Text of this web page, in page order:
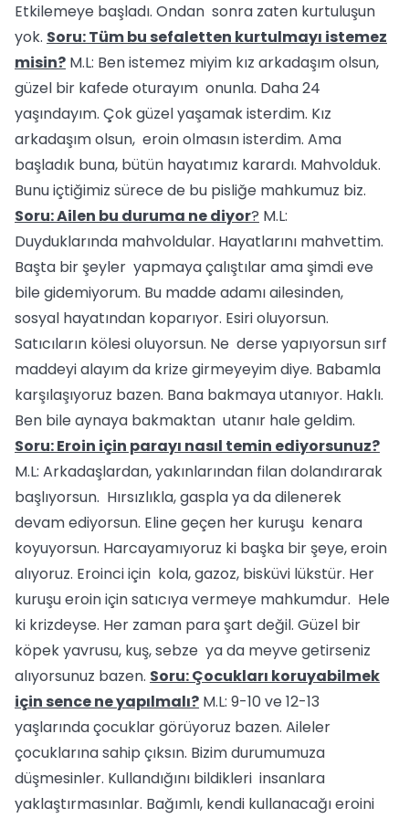
Etkilemeye başladı. Ondan sonra zaten kurtuluşun
yok. Soru: Tüm bu sefaletten kurtulmayı istemez
misin? M.L: Ben istemez miyim kız arkadaşım olsun,
güzel bir kafede oturayım onunla. Daha 24
yaşındayım. Çok güzel yaşamak isterdim. Kız
arkadaşım olsun, eroin olmasın isterdim. Ama
başladık buna, bütün hayatımız karardı. Mahvolduk.
Bunu içtiğimiz sürece de bu pisliğe mahkumuz biz.
Soru: Ailen bu duruma ne diyor? M.L:
Duyduklarında mahvoldular. Hayatlarını mahvettim.
Başta bir şeyler yapmaya çalıştılar ama şimdi eve
bile gidemiyorum. Bu madde adamı ailesinden,
sosyal hayatından koparıyor. Esiri oluyorsun.
Satıcıların kölesi oluyorsun. Ne derse yapıyorsun sırf
maddeyi alayım da krize girmeyeyim diye. Babamla
karşılaşıyoruz bazen. Bana bakmaya utanıyor. Haklı.
Ben bile aynaya bakmaktan utanır hale geldim.
Soru: Eroin için parayı nasıl temin ediyorsunuz?
M.L: Arkadaşlardan, yakınlarından filan dolandırarak
başlıyorsun. Hırsızlıkla, gaspla ya da dilenerek
devam ediyorsun. Eline geçen her kuruşu kenara
koyuyorsun. Harcayamıyoruz ki başka bir şeye, eroin
alıyoruz. Eroinci için kola, gazoz, bisküvi lükstür. Her
kuruşu eroin için satıcıya vermeye mahkumdur. Hele
ki krizdeyse. Her zaman para şart değil. Güzel bir
köpek yavrusu, kuş, sebze ya da meyve getirseniz
alıyorsunuz bazen. Soru: Çocukları koruyabilmek
için sence ne yapılmalı? M.L: 9-10 ve 12-13
yaşlarında çocuklar görüyoruz bazen. Aileler
çocuklarına sahip çıksın. Bizim durumumuza
düşmesinler. Kullandığını bildikleri insanlara
yaklaştırmasınlar. Bağımlı, kendi kullanacağı eroini